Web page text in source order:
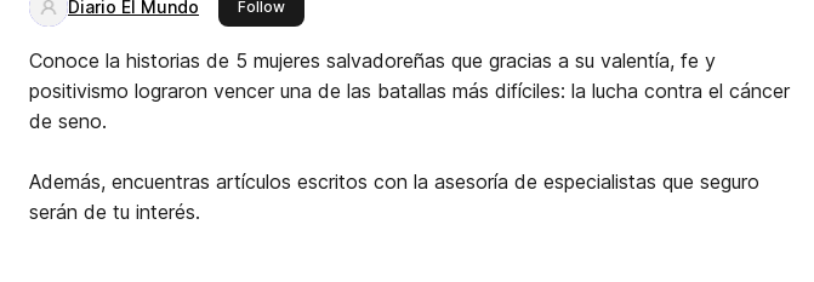
Diario El Mundo Followthis publisher
Conoce la historias de 5 mujeres salvadoreñas que gracias a su valentía, fe y
positivismo lograron vencer una de las batallas más difíciles: la lucha contra el cáncer
de seno.
Además, encuentras artículos escritos con la asesoría de especialistas que seguro
serán de tu interés.